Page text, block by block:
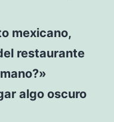
mexicano,
restaurante
algo oscuro